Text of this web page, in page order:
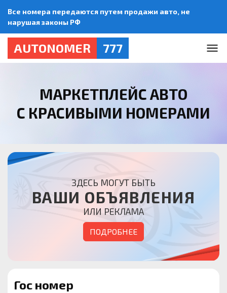
Все номера передаются путем продажи авто, не
нарушая законы РФ
AUTONOMER 777
МАРКЕТПЛЕЙС АВТО
С КРАСИВЫМИ НОМЕРАМИ
ЗДЕСЬ МОГУТ БЫТЬ
ВАШИ ОБЪЯВЛЕНИЯ
ИЛИ РЕКЛАМА
ПОДРОБНЕЕ
Гос номер